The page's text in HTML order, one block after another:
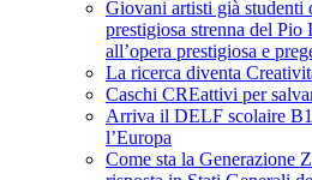
Giovani artisti già studenti
prestigiosa strenna del
all’opera prestigiosa e
La ricerca diventa
Caschi CREattivi per
Arriva il DELF scolaire
l’Europa
Come sta la Generazione